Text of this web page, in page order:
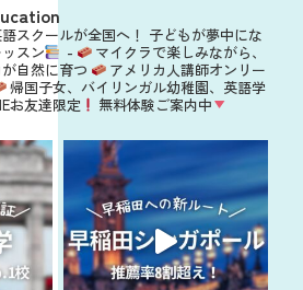
スクールが全国へ！ 子どもが夢中にな
スン
-
マイクラで楽しみながら、
自然に育つ
アメリカ人講師オンリー
帰国子女、バイリンガル幼稚園、英語学
お友達限定 無料体験ご案内中